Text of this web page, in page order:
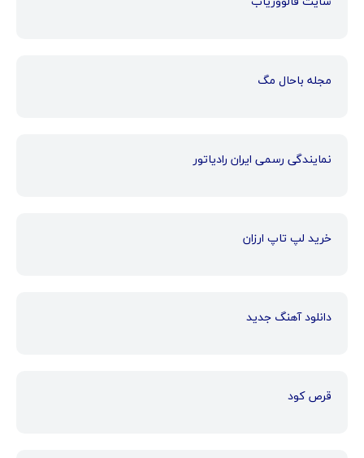
مجله باحال مگ
نمایندگی رسمی ایران رادیاتور
خرید لپ تاپ ارزان
دانلود آهنگ جدید
قرص کود